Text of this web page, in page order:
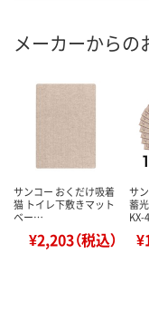
メーカーからの
サンコー おくだけ吸着
猫 トイレ下敷きマット
ベー…
¥2,203（税込）
サ
蓄